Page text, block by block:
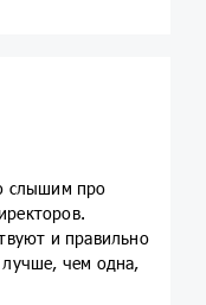
слышим про
и правильно
чем одна,